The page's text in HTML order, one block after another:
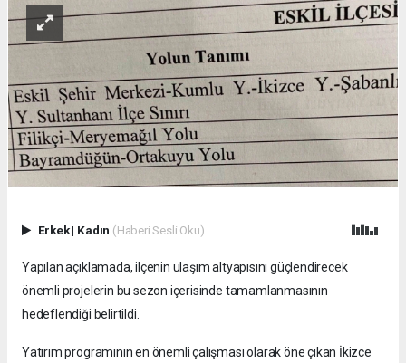
Erkek| Kadın (Haberi Sesli Oku)
Yapılan açıklamada, ilçenin ulaşım altyapısını güçlendirecek
önemli projelerin bu sezon içerisinde tamamlanmasının
hedeflendiği belirtildi.
Yatırım programının en önemli çalışması olarak öne çıkan İkizce